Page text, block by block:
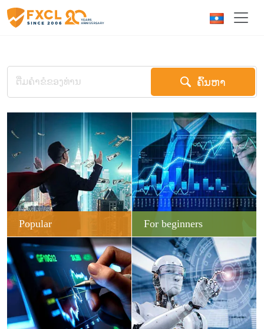
ຄົ້ນຫາ
Popular For beginners